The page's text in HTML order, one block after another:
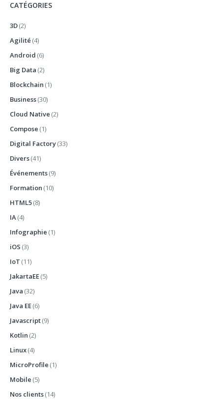
CATÉGORIES
3D(2)
Agilité (4)
Android (6)
Big Data (2)
Blockchain (1)
Business(30)
Cloud Native (2)
Compose (1)
Digital Factory(33)
Divers(41)
Événements(9)
Formation (10)
HTML5(8)
IA(4)
Infographie (1)
iOS (3)
IoT (11)
JakartaEE(5)
Java (32)
Java EE(6)
Javascript(9)
Kotlin (2)
Linux(4)
MicroProfile (1)
Mobile (5)
Nos clients(14)